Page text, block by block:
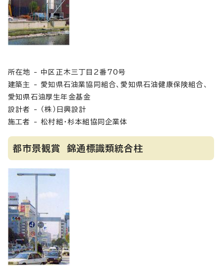
所在地 - 中区正木三丁目2番70号
建築主 - 愛知県石油業協同組合、愛知県石油健康保険組合、
愛知県石油厚生年金基金
設計者 - （株）日興設計
施工者 - 松村組・杉本組協同企業体
都市景観賞 錦通標識類統合柱